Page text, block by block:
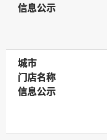
信息公示
信息公示
城市
城市
门店名称
门店名称
信息公示
信息公示